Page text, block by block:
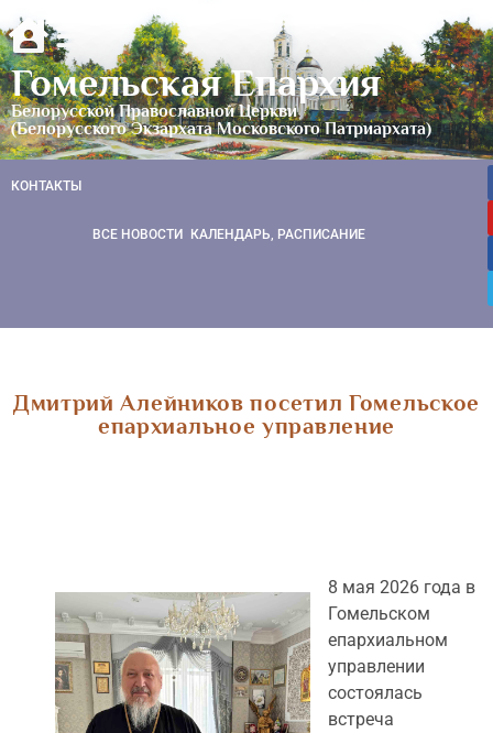
Гомельская Епархия
Белорусской Православной Церкви
(Белорусского Экзархата Московского Патриархата)
КОНТАКТЫ
ВСЕ НОВОСТИ КАЛЕНДАРЬ, РАСПИСАНИЕ
Дмитрий Алейников посетил Гомельское
епархиальное управление
8 мая 2026 года в
Гомельском
епархиальном
управлении
состоялась
встреча